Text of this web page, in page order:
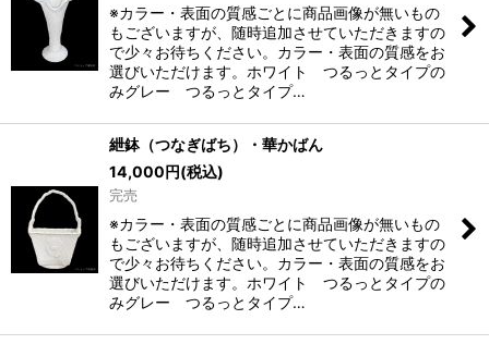
※カラー・表面の質感ごとに商品画像が無いもの
もございますが、随時追加させていただきますの
で少々お待ちください。カラー・表面の質感をお
選びいただけます。ホワイト つるっとタイプの
みグレー つるっとタイプ…
紲鉢（つなぎばち）・華かばん
14,000円(税込)
完売
※カラー・表面の質感ごとに商品画像が無いもの
もございますが、随時追加させていただきますの
で少々お待ちください。カラー・表面の質感をお
選びいただけます。ホワイト つるっとタイプの
みグレー つるっとタイプ…